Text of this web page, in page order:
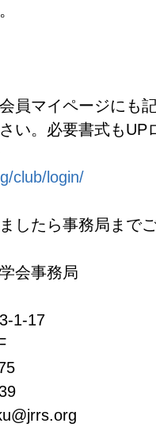
員マイページにも
い。必要書式もUP
club/login/
したら事務局まで
会事務局
1-17